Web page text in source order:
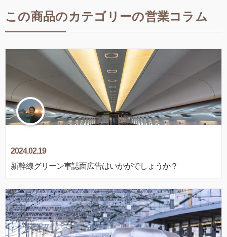
この商品のカテゴリーの営業コラム
2024.02.19
新幹線グリーン車誌面広告はいかがでしょうか？